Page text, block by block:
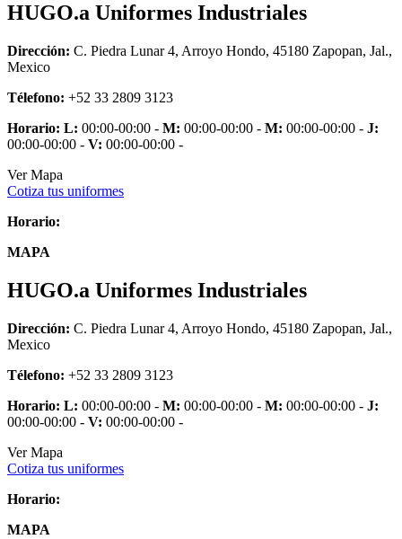
HUGO.a Uniformes Industriales
Dirección: C. Piedra Lunar 4, Arroyo Hondo, 45180 Zapopan, Jal.,
Mexico
Télefono: +52 33 2809 3123
Horario: L: 00:00-00:00 - M: 00:00-00:00 - M: 00:00-00:00 - J:
00:00-00:00 - V: 00:00-00:00 -
Ver Mapa
Cotiza tus uniformes
Horario:
MAPA
HUGO.a Uniformes Industriales
Dirección: C. Piedra Lunar 4, Arroyo Hondo, 45180 Zapopan, Jal.,
Mexico
Télefono: +52 33 2809 3123
Horario: L: 00:00-00:00 - M: 00:00-00:00 - M: 00:00-00:00 - J:
00:00-00:00 - V: 00:00-00:00 -
Ver Mapa
Cotiza tus uniformes
Horario:
MAPA